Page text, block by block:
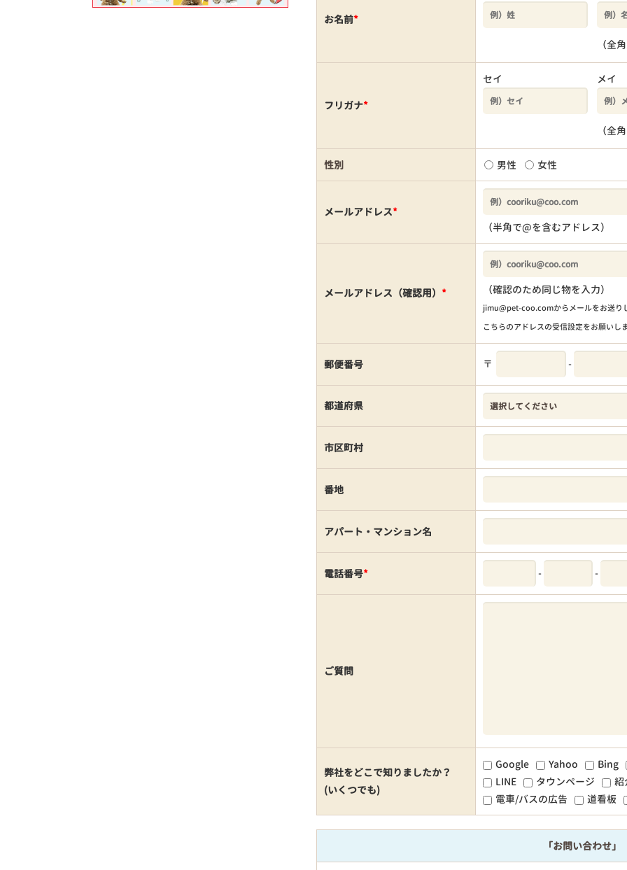
お名前*
（全
フリガナ*
セイ メイ
（全
性別 男性 女性
メールアドレス*
（半角で@を含むアドレス）
メールアドレス（確認用） * （確認のため同じ物を入力）
jimu@pet-coo.comからメールをお送り
こちらのアドレスの受信設定をお願いし
郵便番号 〒 -
都道府県
市区町村
番地
アパート・マンション名
電話番号* - -
ご質問
弊社をどこで知りましたか？
(いくつでも)
Google Yahoo
Bing
LINE
タウンページ
紹
電車/バスの広告
道看板
「お問い合わせ」